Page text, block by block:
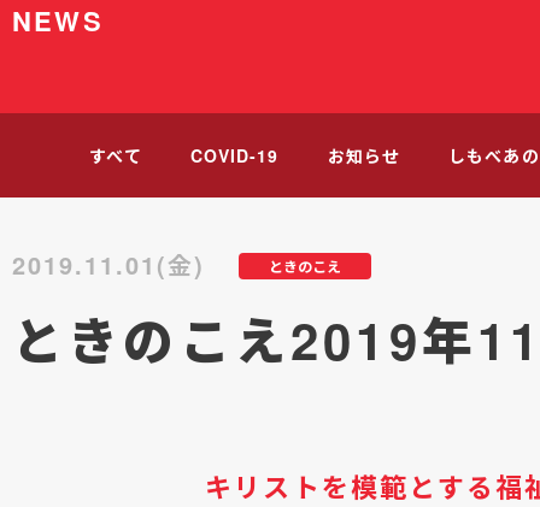
NEWS
すべて COVID-19 お知らせ しもべあ
ときのこえ
2019.11.01(金)
ときのこえ2019年
キリストを模範とする